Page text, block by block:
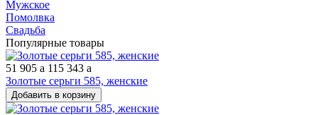
Мужское
Помолвка
Свадьба
Популярные товары
51 905 a 115 343 a
Золотые серьги 585, женские
Добавить в корзину